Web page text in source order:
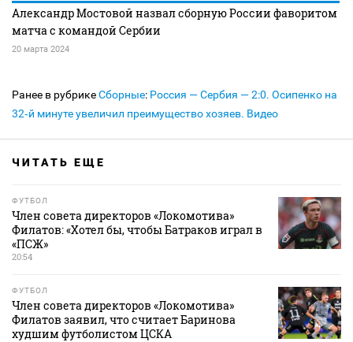
Александр Мостовой назвал сборную России фаворитом
матча с командой Сербии
20 марта 2024
Ранее в рубрикеСборные: Россия — Сербия — 2:0. Осипенко на
32‑й минуте увеличил преимущество хозяев. Видео
ЧИТАТЬ ЕЩЕ
ФУТБОЛ
Член совета директоров «Локомотива»
Филатов: «Хотел бы, чтобы Батраков играл в
«ПСЖ»
20:54
ФУТБОЛ
Член совета директоров «Локомотива»
Филатов заявил, что считает Баринова
худшим футболистом ЦСКА